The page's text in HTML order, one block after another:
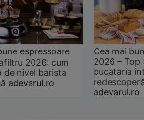
espressoare
2026: cum
de nivel barista
adevarul.ro
Cea mai
2026 –
bucătăria
adevarul.ro